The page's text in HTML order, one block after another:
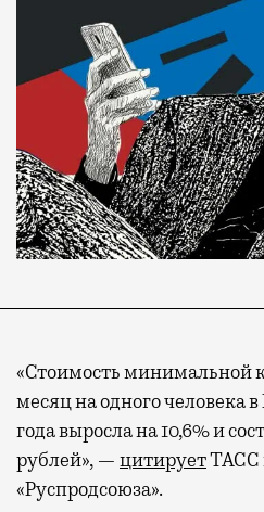
«Стоимость минимальной
месяц на одного человека в
года выросла на 10,6% и
рублей», — цитируетТАСС
«Руспродсоюза».